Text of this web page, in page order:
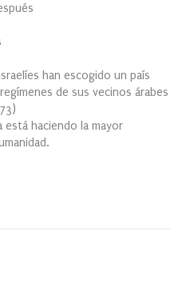
han escogido un país
de sus vecinos árabes
)
está haciendo la mayor